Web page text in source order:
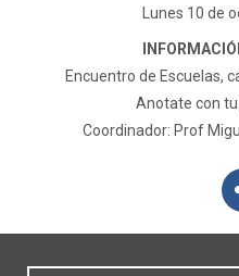
Lunes 10 de
Encuentro de Escuelas,
Anotate con tu
Coordinador: Prof